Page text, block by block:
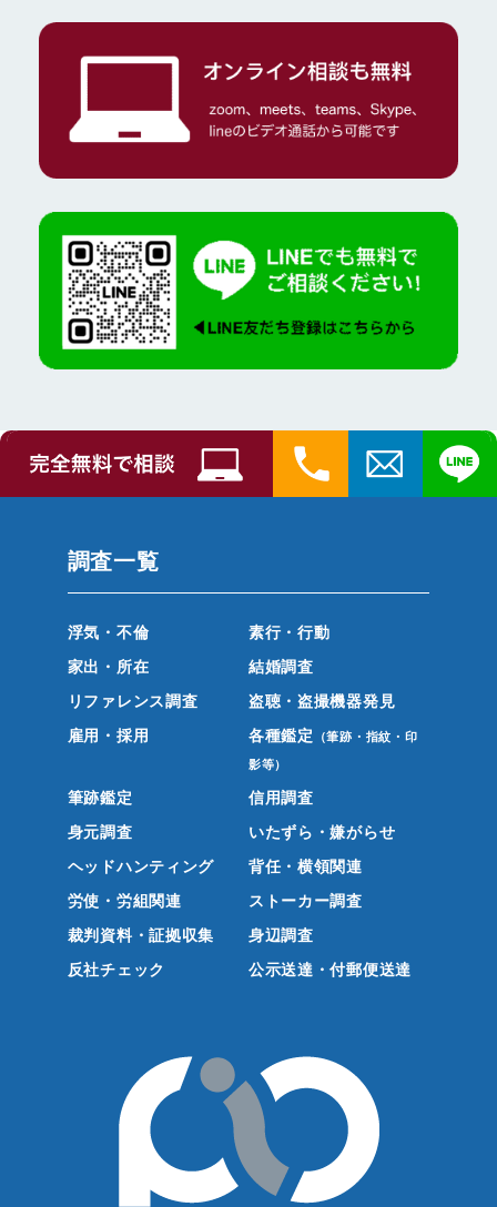
調査一覧
浮気・不倫
素行・行動
家出・所在
結婚調査
リファレンス調査
盗聴・盗撮機器発見
雇用・採用
各種鑑定 （筆跡・指紋・印
影等）
筆跡鑑定
信用調査
身元調査
いたずら・嫌がらせ
ヘッドハンティング
背任・横領関連
労使・労組関連
ストーカー調査
裁判資料・証拠収集
身辺調査
反社チェック
公示送達・付郵便送達